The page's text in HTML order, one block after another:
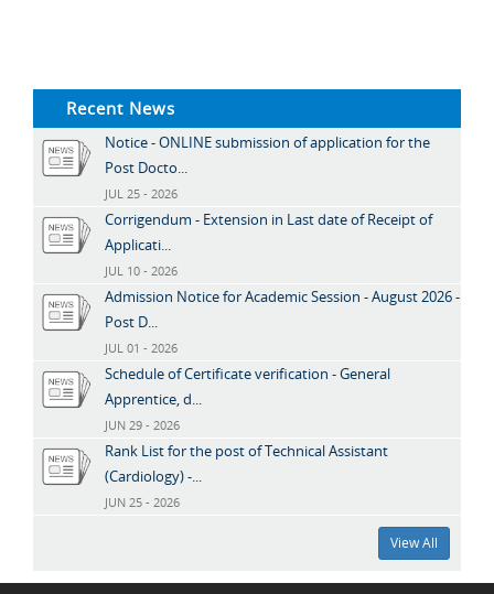
Recent News
Notice - ONLINE submission of application for the
Post Docto...
JUL 25 - 2026
Corrigendum - Extension in Last date of Receipt of
Applicati...
JUL 10 - 2026
Admission Notice for Academic Session - August 2026 -
Post D...
JUL 01 - 2026
Schedule of Certificate verification - General
Apprentice, d...
JUN 29 - 2026
Rank List for the post of Technical Assistant
(Cardiology) -...
JUN 25 - 2026
View All